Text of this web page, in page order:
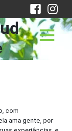
com
ama gente, por